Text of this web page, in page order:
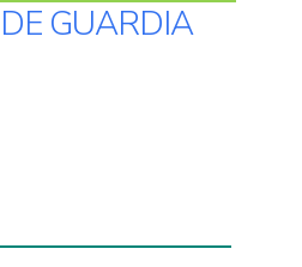
GUARDIA